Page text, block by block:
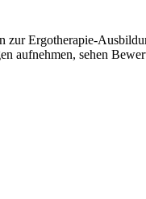
zur Ergotherapie-
aufnehmen, sehen